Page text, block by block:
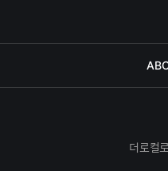
더로컬